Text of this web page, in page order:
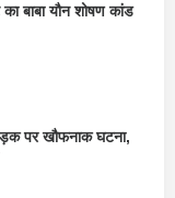
बाबा यौन शोषण कांड
पर खौफनाक घटना,